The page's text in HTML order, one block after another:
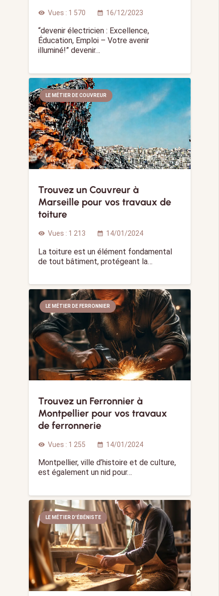
visibility Vues : 1 570 calendar_month 16/12/2023
“devenir électricien : Excellence,
Éducation, Emploi – Votre avenir
illuminé!” devenir…
LE MÉTIER DE COUVREUR
Trouvez un Couvreur à
Marseille pour vos travaux de
toiture
visibility Vues : 1 213 calendar_month 14/01/2024
La toiture est un élément fondamental
de tout bâtiment, protégeant la…
LE MÉTIER DE FERRONNIER
Trouvez un Ferronnier à
Montpellier pour vos travaux
de ferronnerie
visibility Vues : 1 255 calendar_month 14/01/2024
Montpellier, ville d’histoire et de culture,
est également un nid pour…
LE MÉTIER D'ÉBÉNISTE